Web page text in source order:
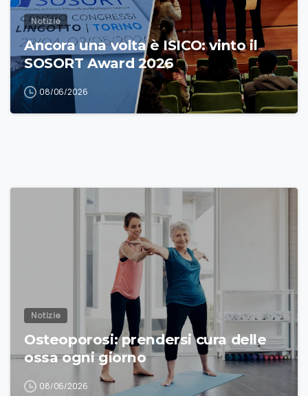
Notizie
Ancora una volta è ISICO: vinto il
SOSORT Award 2026
08/06/2026
Notizie
Osteoporosi: prendersi cura delle
ossa ogni giorno
08/06/2026